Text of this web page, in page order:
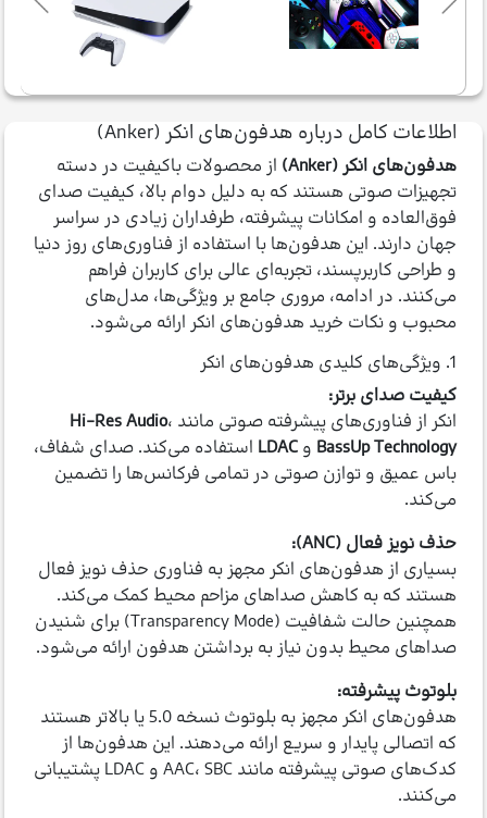
اطلاعات کامل درباره هدفون‌های انکر (Anker)
هدفون‌های انکر (Anker)
از محصولات باکیفیت در دسته
تجهیزات صوتی هستند که به دلیل دوام بالا، کیفیت صدای
فوق‌العاده و امکانات پیشرفته، طرفداران زیادی در سراسر
جهان دارند. این هدفون‌ها با استفاده از فناوری‌های روز دنیا
و طراحی کاربرپسند، تجربه‌ای عالی برای کاربران فراهم
می‌کنند. در ادامه، مروری جامع بر ویژگی‌ها، مدل‌های
محبوب و نکات خرید هدفون‌های انکر ارائه می‌شود.
1. ویژگی‌های کلیدی هدفون‌های انکر
کیفیت صدای برتر:
انکر از فناوری‌های پیشرفته صوتی مانند Hi-Res Audio،
BassUp Technology وLDAC استفاده می‌کند. صدای شفاف،
باس عمیق و توازن صوتی در تمامی فرکانس‌ها را تضمین
می‌کند.
حذف نویز فعال (ANC):
بسیاری از هدفون‌های انکر مجهز به فناوری حذف نویز فعال
هستند که به کاهش صداهای مزاحم محیط کمک می‌کند.
همچنین حالت شفافیت (Transparency Mode) برای شنیدن
صداهای محیط بدون نیاز به برداشتن هدفون ارائه می‌شود.
بلوتوث پیشرفته:
هدفون‌های انکر مجهز به بلوتوث نسخه 5.0 یا بالاتر هستند
که اتصالی پایدار و سریع ارائه می‌دهند. این هدفون‌ها از
کدک‌های صوتی پیشرفته مانند AAC، SBC و LDAC پشتیبانی
می‌کنند.